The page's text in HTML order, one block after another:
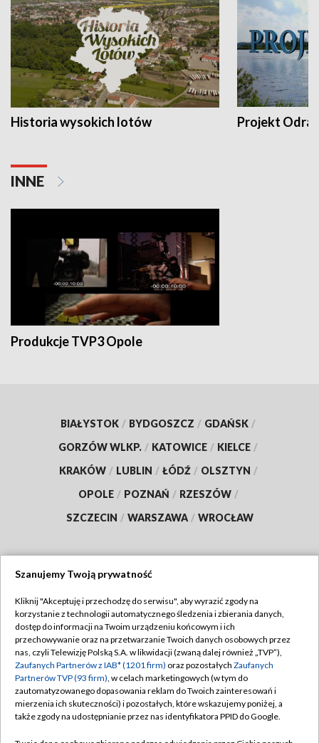
Historia wysokich lotów Projekt Odra
INNE
Produkcje TVP3 Opole
BIAŁYSTOK / BYDGOSZCZ / GDAŃSK /
GORZÓW WLKP. / KATOWICE / KIELCE /
KRAKÓW / LUBLIN / ŁÓDŹ / OLSZTYN /
OPOLE / POZNAŃ / RZESZÓW /
SZCZECIN / WARSZAWA / WROCŁAW
TVP
Abonament TVP
Emisja w TVP
Centrum informacji TVP
Naziemna Telewizja Cyfrowa
Regulamin TVP
Polityka prywatności
Moje zgody
Pomoc
Szanujemy Twoją prywatność
Kliknij "Akceptuję i przechodzę do serwisu", aby wyrazić zgody na
korzystanie z technologii automatycznego śledzenia i zbierania danych,
dostęp do informacji na Twoim urządzeniu końcowym i ich
przechowywanie oraz na przetwarzanie Twoich danych osobowych przez
nas, czyli Telewizję Polską S.A. w likwidacji (zwaną dalej również „TVP”),
Zaufanych Partnerów z IAB* (1201 firm) oraz pozostałych Zaufanych
Partnerów TVP (93 firm), w celach marketingowych (w tym do
zautomatyzowanego dopasowania reklam do Twoich zainteresowań i
mierzenia ich skuteczności) i pozostałych, które wskazujemy poniżej, a
także zgody na udostępnianie przez nas identyfikatora PPID do Google.